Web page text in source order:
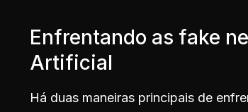
Enfrentando as fake
Artificial
Há duas maneiras principais de